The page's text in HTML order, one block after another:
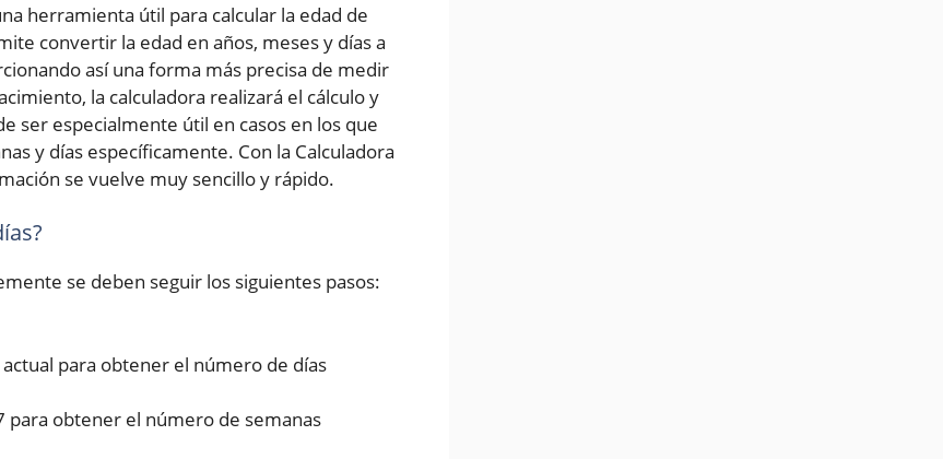
herramienta útil para calcular la edad de
convertir la edad en años, meses y días a
así una forma más precisa de medir
la calculadora realizará el cálculo y
ser especialmente útil en casos en los que
y días específicamente. Con la Calculadora
se vuelve muy sencillo y rápido.
se deben seguir los siguientes pasos:
para obtener el número de días
obtener el número de semanas